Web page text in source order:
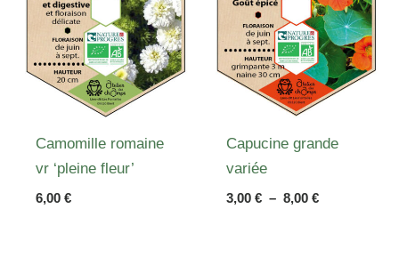
Camomille romaine
vr ‘pleine fleur’
6,00€
Capucine grande
variée
3,00€ – 8,00€Plage